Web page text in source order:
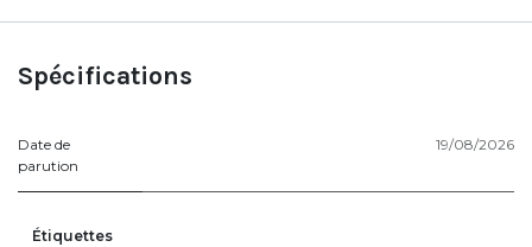
Spécifications
Date de
parution
19/08/2026
Étiquettes